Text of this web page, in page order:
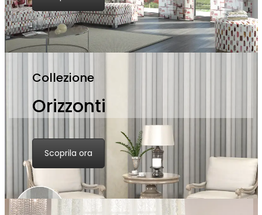
Collezione
Orizzonti
Scoprila ora